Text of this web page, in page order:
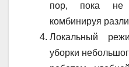
пор, пока не
комбинируя
Локальный
уборки